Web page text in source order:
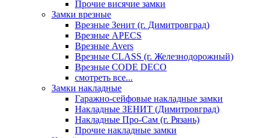
Прочие висячие замки
Замки врезные
Врезные Зенит (г. Димитровград)
Врезные APECS
Врезные Avers
Врезные CLASS (г. Железнодорожный)
Врезные CODE DECO
смотреть все...
Замки накладные
Гаражно-сейфовые накладные замки
Накладные ЗЕНИТ (Димитровград)
Накладные Про-Сам (г. Рязань)
Прочие накладные замки